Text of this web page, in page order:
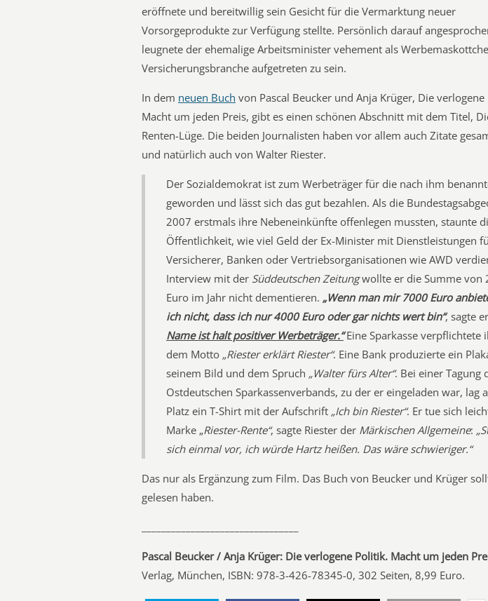
eröffnete und bereitwillig sein Gesicht für die Vermarktung neuer
Vorsorgeprodukte zur Verfügung stellte. Persönlich darauf
leugnete der ehemalige Arbeitsminister vehement als
Versicherungsbranche aufgetreten zu sein.
In dem neuen Buch von Pascal Beucker und Anja Krüger, Die verlogene
Macht um jeden Preis, gibt es einen schönen Abschnitt mit dem Titel,
Renten-Lüge. Die beiden Journalisten haben vor allem auch Zitate
und natürlich auch von Walter Riester.
Der Sozialdemokrat ist zum Werbeträger für die nach ihm
geworden und lässt sich das gut bezahlen. Als die
2007 erstmals ihre Nebeneinkünfte offenlegen mussten, staunte
Öffentlichkeit, wie viel Geld der Ex-Minister mit Dienstleistungen
Versicherer, Banken oder Vertriebsorganisationen wie AWD
Interview mit der Süddeutschen Zeitungwollte er die Summe von
Euro im Jahr nicht dementieren. „Wenn man mir 7000 Euro
ich nicht, dass ich nur 4000 Euro oder gar nichts wert bin“, sagte
Name ist halt positiver Werbeträger.“Eine Sparkasse verpflichtete
dem Motto „Riester erklärt Riester“. Eine Bank produzierte ein
seinem Bild und dem Spruch „Walter fürs Alter“. Bei einer Tagung
Ostdeutschen Sparkassenverbands, zu der er eingeladen war, lag
Platz ein T-Shirt mit der Aufschrift „Ich bin Riester“. Er tue sich
Marke „Riester-Rente“, sagte Riester der Märkischen Allgemeine:
sich einmal vor, ich würde Hartz heißen. Das wäre schwieriger.“
Das nur als Ergänzung zum Film. Das Buch von Beucker und Krüger
gelesen haben.
Pascal Beucker / Anja Krüger: Die verlogene Politik. Macht um jeden
Verlag, München, ISBN: 978-3-426-78345-0, 302 Seiten, 8,99 Euro.